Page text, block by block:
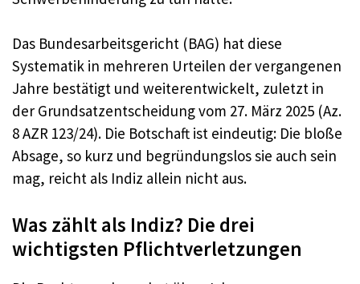
Das Bundesarbeitsgericht (BAG) hat diese
Systematik in mehreren Urteilen der vergangenen
Jahre bestätigt und weiterentwickelt, zuletzt in
der Grundsatzentscheidung vom 27. März 2025 (Az.
8 AZR 123/24). Die Botschaft ist eindeutig: Die bloße
Absage, so kurz und begründungslos sie auch sein
mag, reicht als Indiz allein nicht aus.
Was zählt als Indiz? Die drei
wichtigsten Pflichtverletzungen